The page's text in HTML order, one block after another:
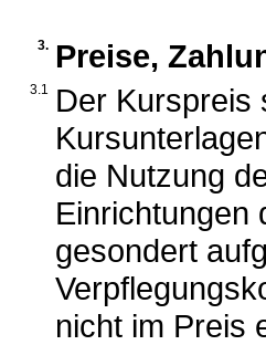
3. Preise,
3.1
Der Kurspreis
die Nutzung
Einrichtungen
gesondert
nicht im Preis